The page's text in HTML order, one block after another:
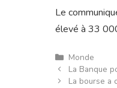
Le
élevé à 33
Catégories
Monde
La Banque
La bourse a